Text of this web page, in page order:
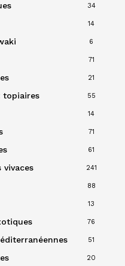
34
14
6
71
21
topiaires 55
14
71
61
vivaces 241
88
13
76
51
20